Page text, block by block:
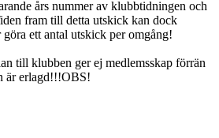
års nummer av klubbtidningen och
fram till detta utskick kan dock
ett antal utskick per omgång!
till klubben ger ej medlemsskap förrän
är erlagd!!!OBS!